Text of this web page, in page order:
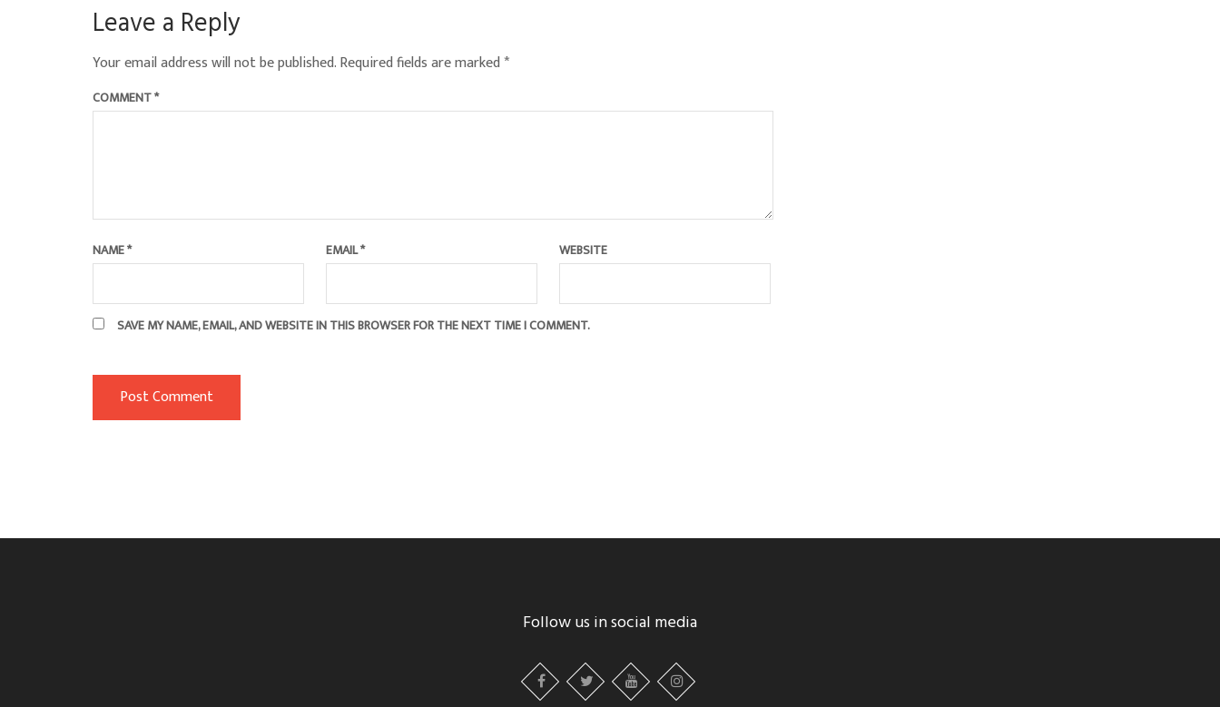
Leave a Reply
Your email address will not be published.Required fields are marked*
COMMENT*
NAME* EMAIL* WEBSITE
SAVE MY NAME, EMAIL, AND WEBSITE IN THIS BROWSER FOR THE NEXT TIME I COMMENT.
Follow us in social media